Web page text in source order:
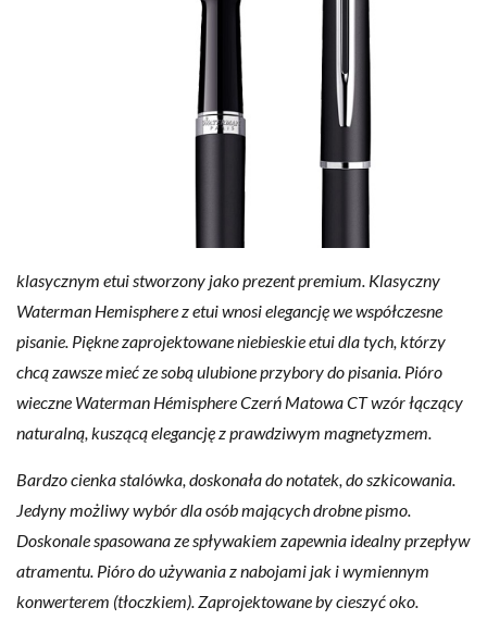
klasycznym etui stworzony jako prezent premium. Klasyczny
Waterman Hemisphere z etui wnosi elegancję we współczesne
pisanie. Piękne zaprojektowane niebieskie etui dla tych, którzy
chcą zawsze mieć ze sobą ulubione przybory do pisania. Pióro
wieczne Waterman Hémisphere Czerń Matowa CT wzór łączący
naturalną, kuszącą elegancję z prawdziwym magnetyzmem.
Bardzo cienka stalówka, doskonała do notatek, do szkicowania.
Jedyny możliwy wybór dla osób mających drobne pismo.
Doskonale spasowana ze spływakiem zapewnia idealny przepływ
atramentu. Pióro do używania z nabojami jak i wymiennym
konwerterem (tłoczkiem). Zaprojektowane by cieszyć oko.